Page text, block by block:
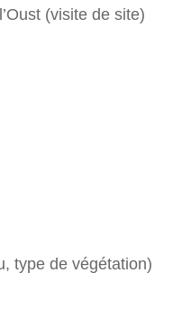
(visite de site)
type de végétation)